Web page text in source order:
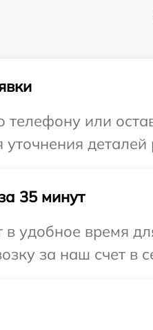
или
35 минут
удобное время
за наш счет в